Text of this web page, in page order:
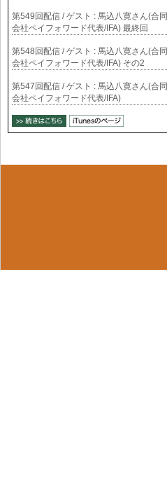
第549回配信 / ゲスト : 馬込八寛さん(合同
会社ペイフォワード代表/IFA) 最終回
第548回配信 / ゲスト : 馬込八寛さん(合同
会社ペイフォワード代表/IFA) その2
第547回配信 / ゲスト : 馬込八寛さん(合同
会社ペイフォワード代表/IFA)